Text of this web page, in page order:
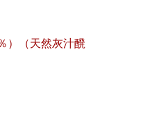
）（天然灰汁醗